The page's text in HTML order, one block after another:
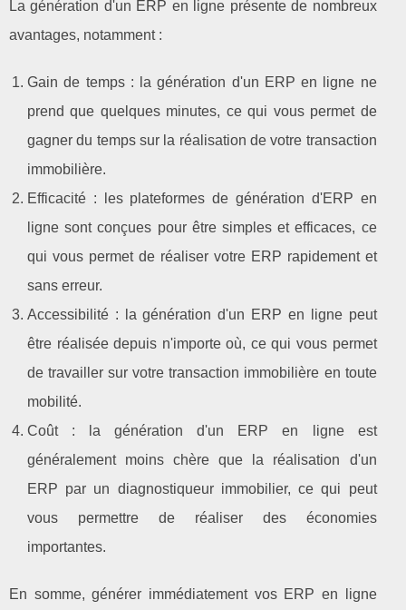
La génération d'un ERP en ligne présente de nombreux
avantages, notamment :
Gain de temps : la génération d'un ERP en ligne ne
prend que quelques minutes, ce qui vous permet de
gagner du temps sur la réalisation de votre transaction
immobilière.
Efficacité : les plateformes de génération d'ERP en
ligne sont conçues pour être simples et efficaces, ce
qui vous permet de réaliser votre ERP rapidement et
sans erreur.
Accessibilité : la génération d'un ERP en ligne peut
être réalisée depuis n'importe où, ce qui vous permet
de travailler sur votre transaction immobilière en toute
mobilité.
Coût : la génération d'un ERP en ligne est
généralement moins chère que la réalisation d'un
ERP par un diagnostiqueur immobilier, ce qui peut
vous permettre de réaliser des économies
importantes.
En somme, générer immédiatement vos ERP en ligne